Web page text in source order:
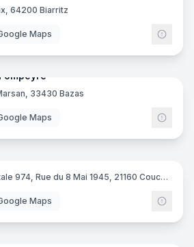
64200 Biarritz
Maps
64
33430 Bazas
Maps
15
Route Départementale 974, Rue du 8 Mai 1945, 21160 Couchey
Maps
16